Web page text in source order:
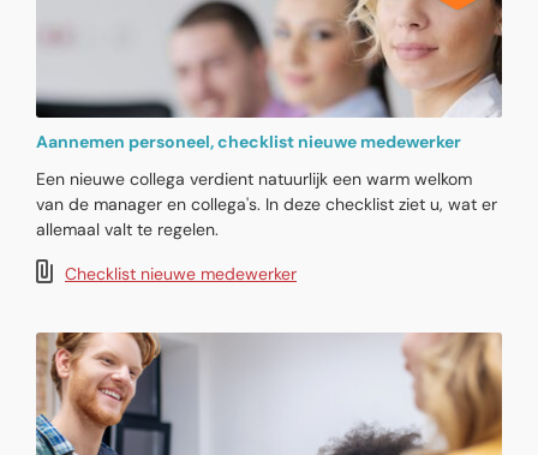
Aannemen personeel, checklist nieuwe medewerker
Een nieuwe collega verdient natuurlijk een warm welkom
van de manager en collega's. In deze checklist ziet u, wat er
allemaal valt te regelen.
Checklist nieuwe medewerker